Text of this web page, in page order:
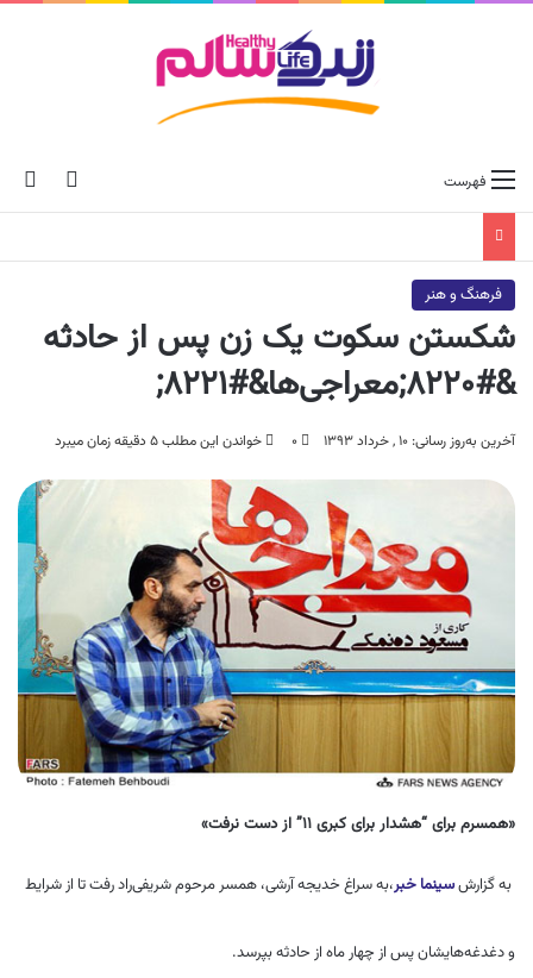
skin فهرست
فرهنگ و هنر
شکستن سکوت یک زن پس از حادثه
&#۸۲۲۰;معراجی‌ها&#۸۲۲۱;
آخرین به‌روز رسانی: ۱۰ , خرداد ۱۳۹۳ ۰ خواندن این مطلب ۵ دقیقه زمان میبرد
«همسرم برای “هشدار برای کبری ۱۱” از دست نرفت»
به گزارشسینما خبر،به سراغ خدیجه آرشی، همسر مرحوم شریفی‌راد رفت تا از شرایط
و دغدغه‌هایشان پس از چهار ماه از حادثه بپرسد.